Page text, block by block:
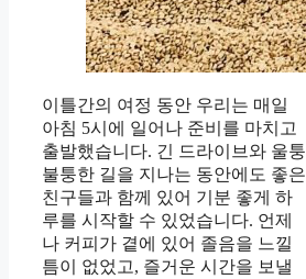
이틀간의 여정 동안 우리는 매일
아침 5시에 일어나 준비를 마치고
출발했습니다. 긴 드라이브와 울퉁
불퉁한 길을 지나는 동안에도 좋은
친구들과 함께 있어 기분 좋게 하
루를 시작할 수 있었습니다. 언제
나 커피가 곁에 있어 졸음을 느낄
틈이 없었고, 즐거운 시간을 보낼